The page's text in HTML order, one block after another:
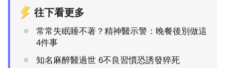
往下看更多
常常失眠睡不著？精神醫示警：晚餐後別做這
4件事
知名麻醉醫過世 6不良習慣恐誘發猝死